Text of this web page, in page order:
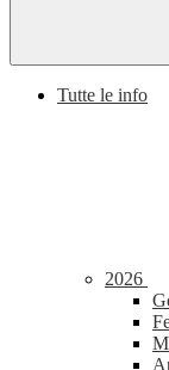
Tutte le info
2026